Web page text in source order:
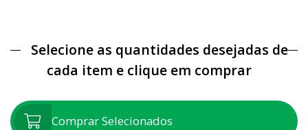
Selecione as quantidades desejadas de
cada item e clique em comprar
Comprar Selecionados